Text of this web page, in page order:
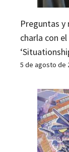
Preguntas y
charla con
5 de agosto de